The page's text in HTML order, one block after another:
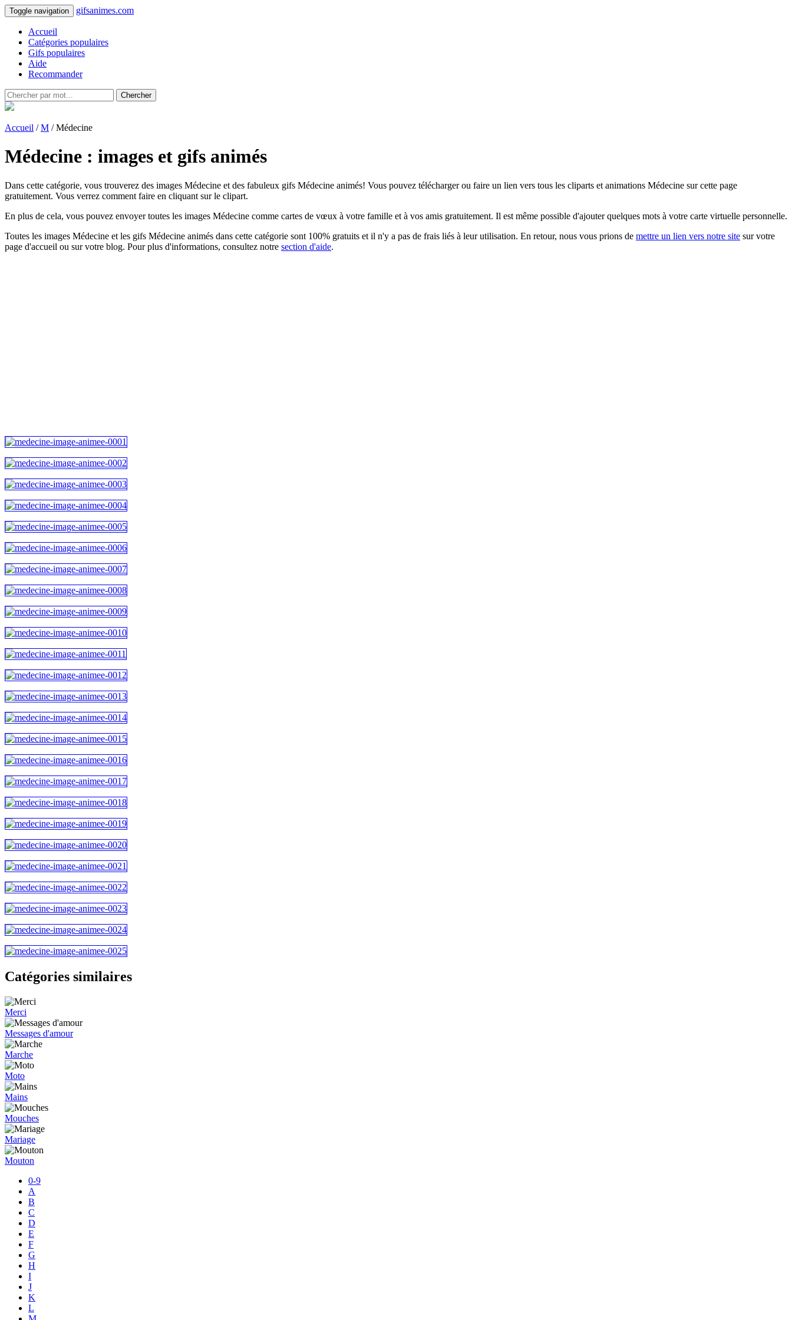
Toggle navigation gifsanimes.com
Accueil
Catégories populaires
Gifs populaires
Aide
Recommander
Chercher
Accueil /M / Médecine
Médecine : images et gifs animés
Dans cette catégorie, vous trouverez des images Médecine et des fabuleux gifs Médecine animés! Vous pouvez télécharger ou faire un lien vers tous les cliparts et animations Médecine sur cette page
gratuitement. Vous verrez comment faire en cliquant sur le clipart.
En plus de cela, vous pouvez envoyer toutes les images Médecine comme cartes de vœux à votre famille et à vos amis gratuitement. Il est même possible d'ajouter quelques mots à votre carte virtuelle personnelle.
Toutes les images Médecine et les gifs Médecine animés dans cette catégorie sont 100% gratuits et il n'y a pas de frais liés à leur utilisation. En retour, nous vous prions de mettre un lien vers notre site sur votre
page d'accueil ou sur votre blog. Pour plus d'informations, consultez notre section d'aide.
Catégories similaires
Merci
Messages d'amour
Marche
Moto
Mains
Mouches
Mariage
Mouton
0-9
A
B
C
D
E
F
G
H
I
J
K
L